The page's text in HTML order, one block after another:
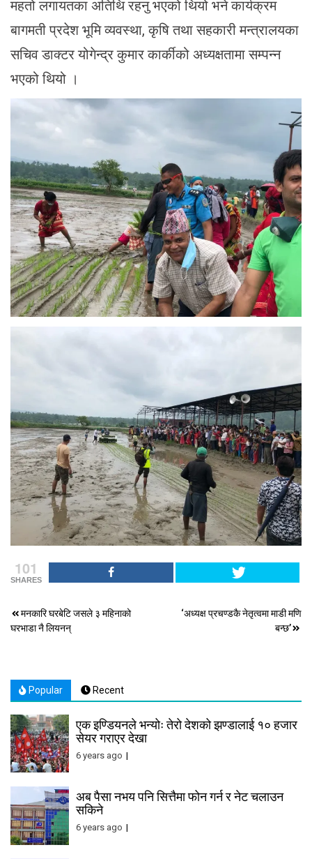
महतो लगायतका अतिथि रहनु भएको थियो भने कार्यक्रम
बागमती प्रदेश भूमि व्यवस्था, कृषि तथा सहकारी मन्त्रालयका
सचिव डाक्टर योगेन्द्र कुमार कार्कीको अध्यक्षतामा सम्पन्न
भएको थियो ।
101
SHARES
Post
navigation
मनकारि घरबेटि जसले ३ महिनाको
घरभाडा नै लियनन्
‘अध्यक्ष प्रचण्डकै नेतृत्वमा माडी मणि
बन्छ’
Popular Recent
एक इण्डियनले भन्योः तेरो देशको झण्डालाई १० हजार
सेयर गराएर देखा
6 years ago
अब पैसा नभय पनि सित्तैमा फोन गर्न र नेट चलाउन
सकिने
6 years ago